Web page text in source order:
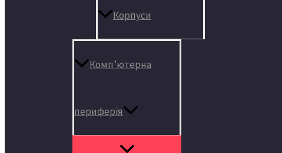
Корпуси
Комп’ютерна
периферія